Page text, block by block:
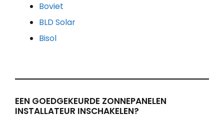
Boviet
BLD Solar
Bisol
EEN GOEDGEKEURDE ZONNEPANELEN
INSTALLATEUR INSCHAKELEN?